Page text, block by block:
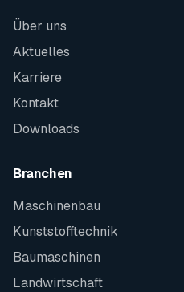
Über uns
Aktuelles
Karriere
Kontakt
Downloads
Branchen
Maschinenbau
Kunststofftechnik
Baumaschinen
Landwirtschaft